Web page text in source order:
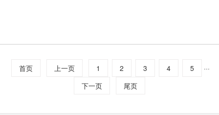
首页 上一页 1 2 3 4 5
···
下一页
尾页